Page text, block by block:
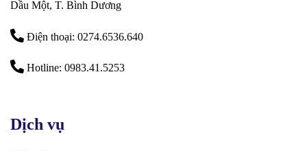
Dầu Một, T. Bình Dương
Điện thoại: 0274.6536.640
Hotline: 0983.41.5253
Dịch vụ